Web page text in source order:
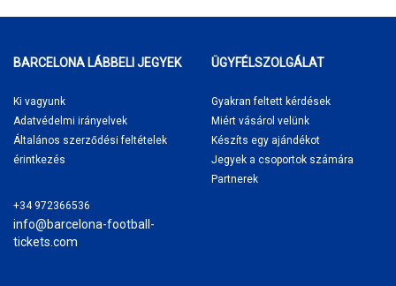
BARCELONA LÁBBELI JEGYEK
Ki vagyunk
Adatvédelmi irányelvek
Általános szerződési feltételek
érintkezés
+34 972366536
info@barcelona-football-
tickets.com
ÜGYFÉLSZOLGÁLAT
Gyakran feltett kérdések
Miért vásárol velünk
Készíts egy ajándékot
Jegyek a csoportok számára
Partnerek